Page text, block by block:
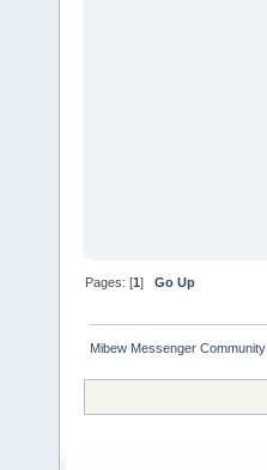
Pages: [1]Go Up
Mibew Messenger Community